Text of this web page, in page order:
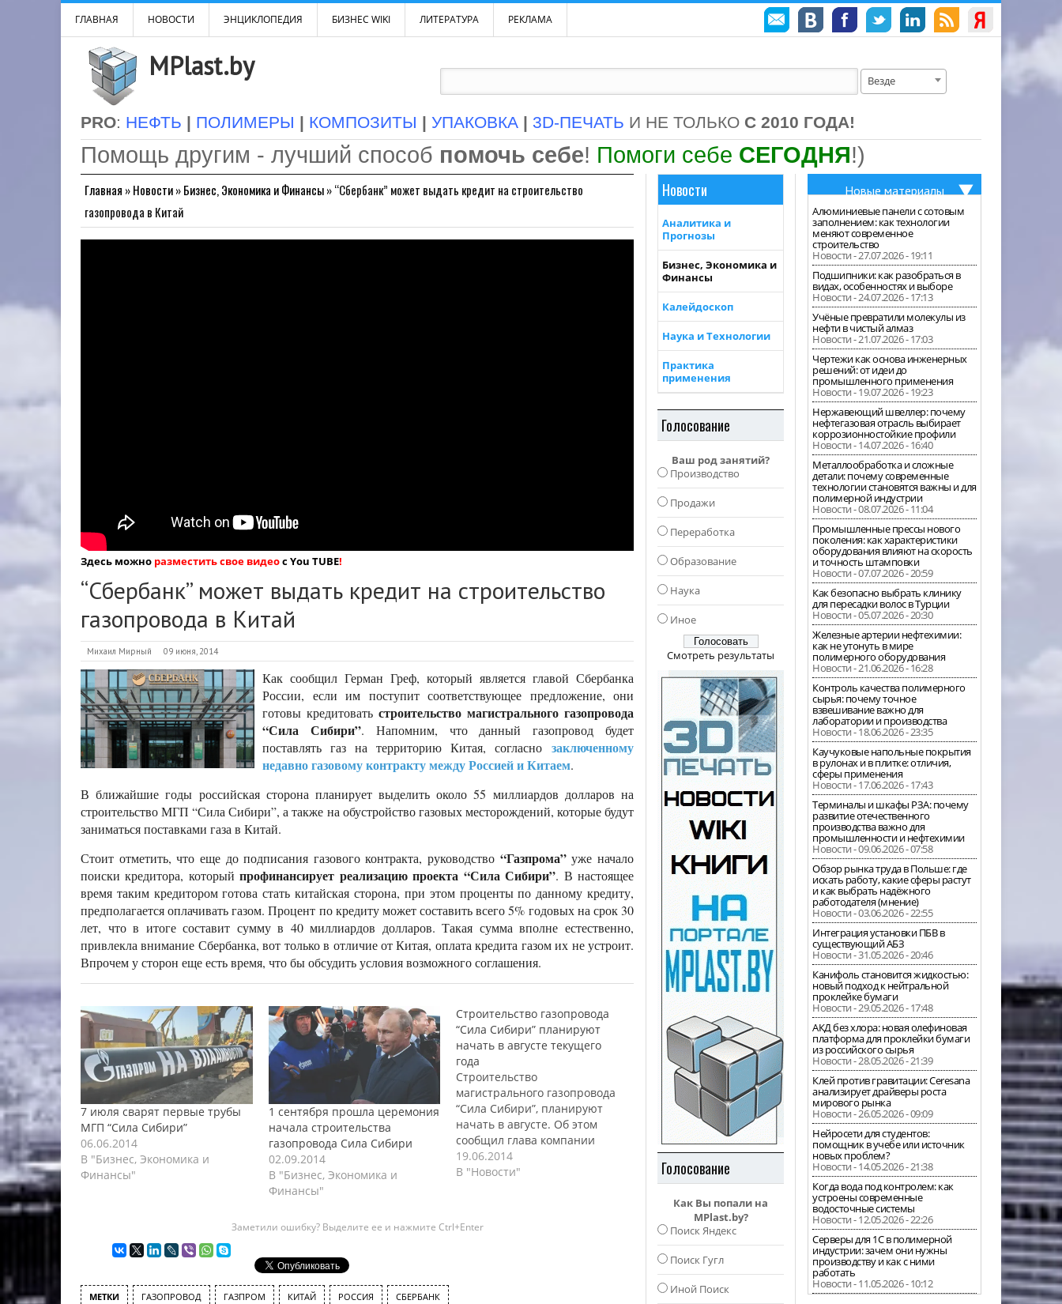
ГЛАВНАЯ НОВОСТИ ЭНЦИКЛОПЕДИЯ БИЗНЕС WIKI ЛИТЕРАТУРА РЕКЛАМА
MPlast.by Везде
PRO: НЕФТЬ | ПОЛИМЕРЫ | КОМПОЗИТЫ | УПАКОВКА | 3D-ПЕЧАТЬ И НЕ ТОЛЬКО С 2010 ГОДА!
Помощь другим - лучший способ помочь себе! Помоги себе СЕГОДНЯ!)
Главная »Новости»Бизнес, Экономика и Финансы»“Сбербанк” может выдать кредит на строительство
газопровода в Китай
Здесь можно разместить свое видеос You TUBE!
“Сбербанк” может выдать кредит на строительство
газопровода в Китай
Михаил Мирный 09 июня, 2014
Как сообщил Герман Греф, который является главой Сбербанка
России, если им поступит соответствующее предложение, они
готовы кредитовать строительство магистрального газопровода
“Сила Сибири”. Напомним, что данный газопровод будет
поставлять газ на территорию Китая, согласно заключенному
недавно газовому контракту между Россией и Китаем.
В ближайшие годы российская сторона планирует выделить около 55 миллиардов долларов на
строительство МГП “Сила Сибири”, а также на обустройство газовых месторождений, которые будут
заниматься поставками газа в Китай.
Стоит отметить, что еще до подписания газового контракта, руководство “Газпрома”уже начало
поиски кредитора, которыйпрофинансирует реализацию проекта “Сила Сибири”. В настоящее
время таким кредитором готова стать китайская сторона, при этом проценты по данному кредиту,
предполагается оплачивать газом. Процент по кредиту может составить всего 5% годовых на срок 30
лет, что в итоге составит сумму в 40 миллиардов долларов. Такая сумма вполне естественно,
привлекла внимание Сбербанка, вот только в отличие от Китая, оплата кредита газом их не устроит.
Впрочем у сторон еще есть время, что бы обсудить условия возможного соглашения.
7 июля сварят первые трубы
МГП “Сила Сибири”
06.06.2014
В "Бизнес, Экономика и
Финансы"
1 сентября прошла церемония
начала строительства
газопровода Сила Сибири
02.09.2014
В "Бизнес, Экономика и
Финансы"
Строительство газопровода
“Сила Сибири” планируют
начать в августе текущего
года
Строительство
магистрального газопровода
“Сила Сибири”, планируют
начать в августе. Об этом
сообщил глава компании
“Газпром” Алексей Миллер. По
его словам, компания уже
МГП. В настоящее время в
19.06.2014
В "Новости"
Заметили ошибку? Выделите ее и нажмите Ctrl+Enter
МЕТКИ ГАЗОПРОВОД ГАЗПРОМ КИТАЙ РОССИЯ СБЕРБАНК
Новости
Аналитика и
Прогнозы
Бизнес, Экономика и
Финансы
Калейдоскоп
Наука и Технологии
Практика
применения
Голосование
Ваш род занятий?
Производство
Продажи
Переработка
Образование
Наука
Иное
Смотреть результаты
Голосование
Как Вы попали на
MPlast.by?
Поиск Яндекс
Поиск Гугл
Иной Поиск
Новые материалы
Алюминиевые панели с сотовым
заполнением: как технологии
меняют современное
строительство
Новости - 27.07.2026 - 19:11
Подшипники: как разобраться в
видах, особенностях и выборе
Новости - 24.07.2026 - 17:13
Учёные превратили молекулы из
нефти в чистый алмаз
Новости - 21.07.2026 - 17:03
Чертежи как основа инженерных
решений: от идеи до
промышленного применения
Новости - 19.07.2026 - 19:23
Нержавеющий швеллер: почему
нефтегазовая отрасль выбирает
коррозионностойкие профили
Новости - 14.07.2026 - 16:40
Металлообработка и сложные
детали: почему современные
технологии становятся важны и для
полимерной индустрии
Новости - 08.07.2026 - 11:04
Промышленные прессы нового
поколения: как характеристики
оборудования влияют на скорость
и точность штамповки
Новости - 07.07.2026 - 20:59
Как безопасно выбрать клинику
для пересадки волос в Турции
Новости - 05.07.2026 - 20:30
Железные артерии нефтехимии:
как не утонуть в мире
полимерного оборудования
Новости - 21.06.2026 - 16:28
Контроль качества полимерного
сырья: почему точное
взвешивание важно для
лаборатории и производства
Новости - 18.06.2026 - 23:35
Каучуковые напольные покрытия
в рулонах и в плитке: отличия,
сферы применения
Новости - 17.06.2026 - 17:43
Терминалы и шкафы РЗА: почему
развитие отечественного
производства важно для
промышленности и нефтехимии
Новости - 09.06.2026 - 07:58
Обзор рынка труда в Польше: где
искать работу, какие сферы растут
и как выбрать надёжного
работодателя (мнение)
Новости - 03.06.2026 - 22:55
Интеграция установки ПБВ в
существующий АБЗ
Новости - 31.05.2026 - 20:46
Канифоль становится жидкостью:
новый подход к нейтральной
проклейке бумаги
Новости - 29.05.2026 - 17:48
АКД без хлора: новая олефиновая
платформа для проклейки бумаги
из российского сырья
Новости - 28.05.2026 - 21:39
Клей против гравитации: Ceresana
анализирует драйверы роста
мирового рынка
Новости - 26.05.2026 - 09:09
Нейросети для студентов:
помощник в учебе или источник
новых проблем?
Новости - 14.05.2026 - 21:38
Когда вода под контролем: как
устроены современные
водосточные системы
Новости - 12.05.2026 - 22:26
Серверы для 1С в полимерной
индустрии: зачем они нужны
производству и как с ними
работать
Новости - 11.05.2026 - 10:12